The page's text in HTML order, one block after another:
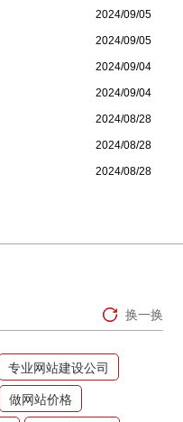
2024/09/05
2024/09/05
2024/09/04
2024/09/04
2024/08/28
2024/08/28
2024/08/28
换一换
专业网站建设公司
做网站价格